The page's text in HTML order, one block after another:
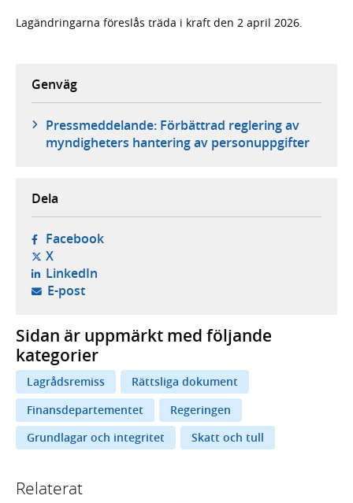
Lagändringarna föreslås träda i kraft den 2 april 2026.
Genväg
Pressmeddelande: Förbättrad reglering av
myndigheters hantering av personuppgifter
Dela
Facebook- öppnas i ny flik, extern webbplats,
X- öppnas i ny flik, extern webbplats,
LinkedIn- öppnas i ny flik, extern webbplats,
E-post- öppnar din e-postklient,
Sidan är uppmärkt med följande
kategorier
Lagrådsremiss
Rättsliga dokument
Finansdepartementet
Regeringen
Grundlagar och integritet
Skatt och tull
Relaterat